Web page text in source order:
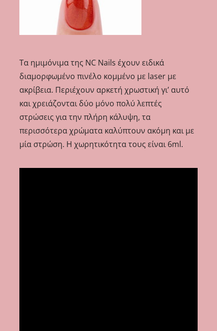
Τα ημιμόνιμα της NC Nails έχουν ειδικά
διαμορφωμένο πινέλο κομμένο με laser με
ακρίβεια. Περιέχουν αρκετή χρωστική γι’ αυτό
και χρειάζονται δύο μόνο πολύ λεπτές
στρώσεις για την πλήρη κάλυψη, τα
περισσότερα χρώματα καλύπτουν ακόμη και με
μία στρώση. Η χωρητικότητα τους είναι 6ml.